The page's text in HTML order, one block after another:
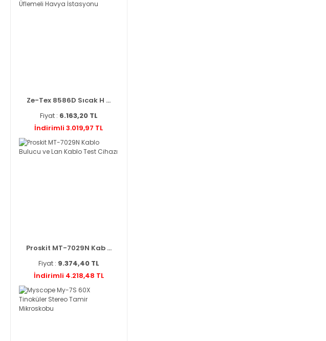
Ze-Tex 8586D Sıcak H ...
Fiyat : 6.163,20 TL
İndirimli 3.019,97 TL
Proskit MT-7029N Kab ...
Fiyat : 9.374,40 TL
İndirimli 4.218,48 TL